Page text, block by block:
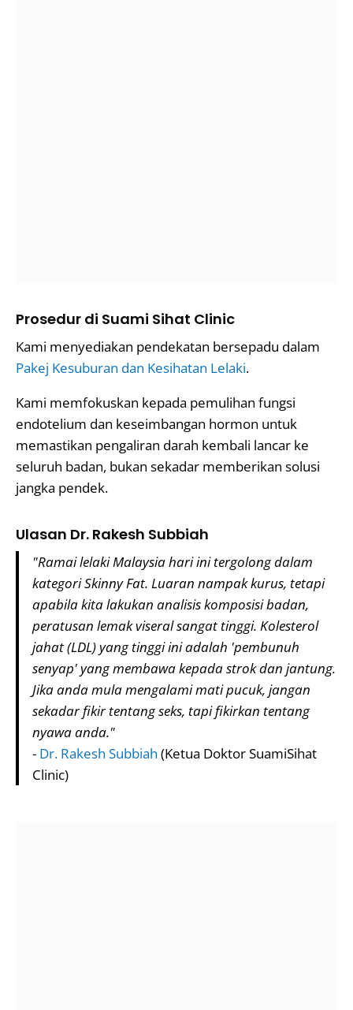
Prosedur di Suami Sihat Clinic
Kami menyediakan pendekatan bersepadu dalam
Pakej Kesuburan dan Kesihatan Lelaki.
Kami memfokuskan kepada pemulihan fungsi
endotelium dan keseimbangan hormon untuk
memastikan pengaliran darah kembali lancar ke
seluruh badan, bukan sekadar memberikan solusi
jangka pendek.
Ulasan Dr. Rakesh Subbiah
"Ramai lelaki Malaysia hari ini tergolong dalam
kategori Skinny Fat. Luaran nampak kurus, tetapi
apabila kita lakukan analisis komposisi badan,
peratusan lemak viseral sangat tinggi. Kolesterol
jahat (LDL) yang tinggi ini adalah 'pembunuh
senyap' yang membawa kepada strok dan jantung.
Jika anda mula mengalami mati pucuk, jangan
sekadar fikir tentang seks, tapi fikirkan tentang
nyawa anda."
- Dr. Rakesh Subbiah (Ketua Doktor SuamiSihat
Clinic)